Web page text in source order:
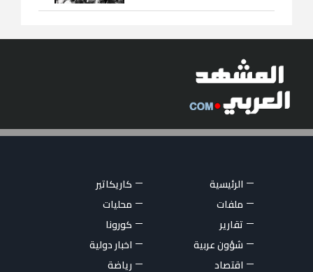
الرئيسية
كاريكاتير
ملفات
محليات
تقارير
كورونا
شؤون عربية
اخبار دولية
اقتصاد
رياضة